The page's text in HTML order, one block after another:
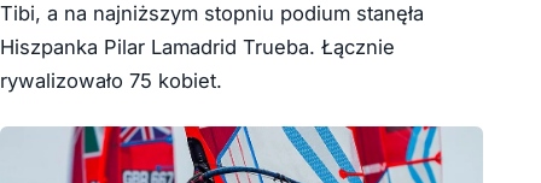
Tibi, a na najniższym stopniu podium stanęła
Hiszpanka Pilar Lamadrid Trueba. Łącznie
rywalizowało 75 kobiet.